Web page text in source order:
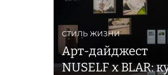
СТИЛЬ ЖИЗНИ
Арт-дайджест
NUSELF x BLAR: